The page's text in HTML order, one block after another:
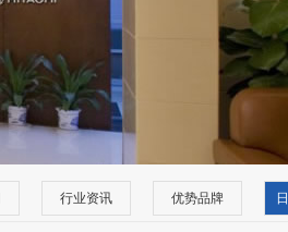
行业资讯 优势品牌